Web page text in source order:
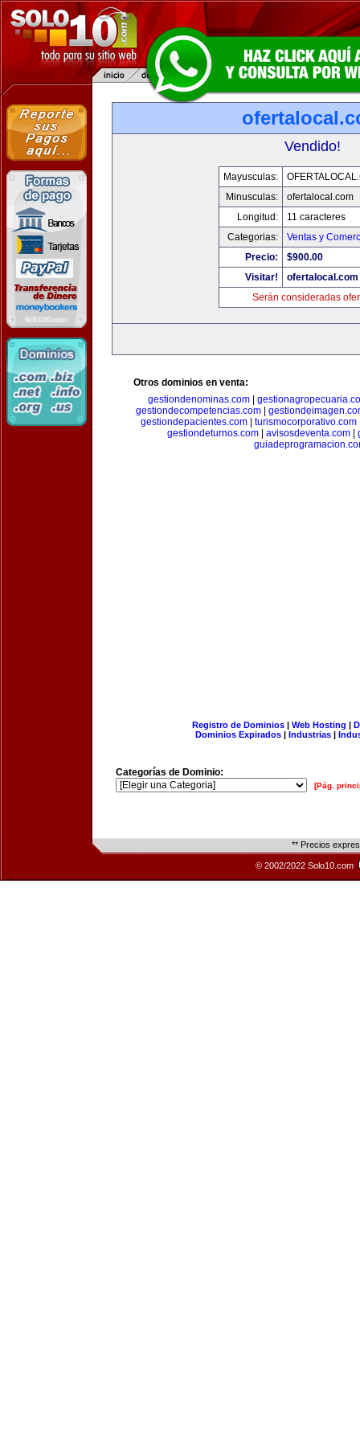
Vendido!
Mayusculas:
Minusculas:
ofertalocal.com
Longitud:
11 caracteres
Categorias:
Ventas y
Precio:
$900.00
Visitar!
ofertalocal.com
Serán consideradas
Otros dominios en venta:
gestiondenominas.com|
gestiondecompetencias.com|
gestiondepacientes.com| turismocorporativo.com
gestiondeturnos.com| avisosdeventa.com|
Registro de Dominios| Web Hosting |
Dominios Expirados | Industrias |
Categorías de Dominio:
[Pág.
** Precios
© 2002/2022 Solo10.com